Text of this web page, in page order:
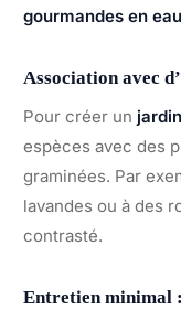
gourmandes en eau
Association avec
Pour créer un
espèces avec des
graminées. Par
lavandes ou à des
contrasté.
Entretien minimal